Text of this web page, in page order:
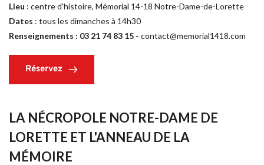
Lieu : centre d'histoire, Mémorial 14-18 Notre-Dame-de-Lorette
Dates : tous les dimanches à 14h30
Renseignements : 03 21 74 83 15 - contact@memorial1418.com
Réservez
LA NÉCROPOLE NOTRE-DAME DE
LORETTE ET L'ANNEAU DE LA
MÉMOIRE